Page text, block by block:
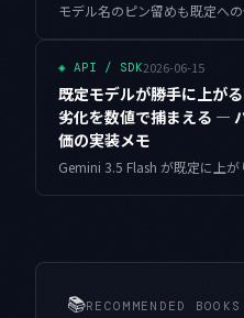
◈ API / SDK2026-06-15
既定モデルが勝手に上が
劣化を数値で捕まえる —
価の実装メモ
📚RECOMMENDED BOOKS